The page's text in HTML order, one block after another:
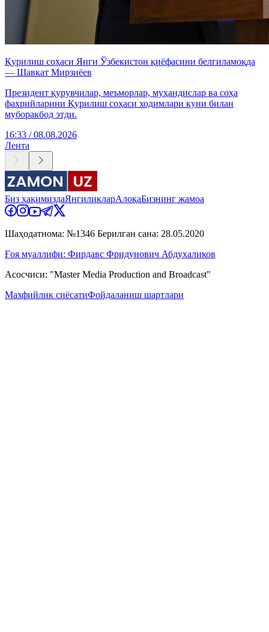
Қурилиш соҳаси Янги Ўзбекистон қиёфасини белгиламоқда
— Шавкат Мирзиёев
Президент қурувчилар, меъморлар, муҳандислар ва соҳа
фахрийларини Қурилиш соҳаси ходимлари куни билан
муборакбод этди.
16:33 / 08.08.2026
Лента
Биз ҳақимиздаЯнгиликларАлоқаБизнинг жамоа
Шаҳодатнома: №1346 Берилган сана: 28.05.2020
Ғоя муаллифи: Фирдавс Фридунович Абдухаликов
Асосчиси: "Master Media Production and Broadcast"
Махфийлик сиёсатиФойдаланиш шартлари